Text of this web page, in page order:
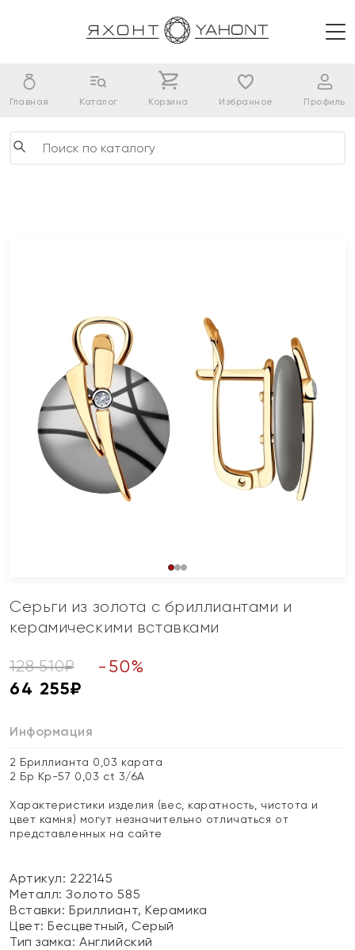
Главная Каталог Корзина Избранное Профиль
Серьги из золота с бриллиантами и
керамическими вставками
128 510₽ - 50%
64 255₽
Информация
2 Бриллианта 0,03 карата
2 Бр Кр-57 0,03 ct 3/6А
Характеристики изделия (вес, каратность, чистота и
цвет камня) могут незначительно отличаться от
представленных на сайте
Артикул: 222145
Металл:Золото 585
Вставки:Бриллиант, Керамика
Цвет:Бесцветный, Серый
Тип замка:Английский